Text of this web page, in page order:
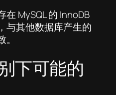
MySQL 的 InnoDB
与其他数据库产生的
下可能的